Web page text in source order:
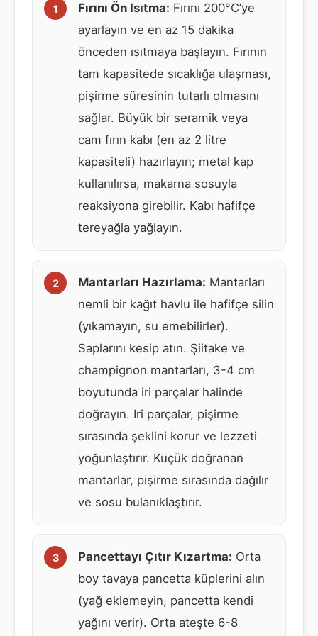
Fırını Ön Isıtma: Fırını 200°C’ye
ayarlayın ve en az 15 dakika
önceden ısıtmaya başlayın. Fırının
tam kapasitede sıcaklığa ulaşması,
pişirme süresinin tutarlı olmasını
sağlar. Büyük bir seramik veya
cam fırın kabı (en az 2 litre
kapasiteli) hazırlayın; metal kap
kullanılırsa, makarna sosuyla
reaksiyona girebilir. Kabı hafifçe
tereyağla yağlayın.
Mantarları Hazırlama: Mantarları
nemli bir kağıt havlu ile hafifçe silin
(yıkamayın, su emebilirler).
Saplarını kesip atın. Şiitake ve
champignon mantarları, 3-4 cm
boyutunda iri parçalar halinde
doğrayın. Iri parçalar, pişirme
sırasında şeklini korur ve lezzeti
yoğunlaştırır. Küçük doğranan
mantarlar, pişirme sırasında dağılır
ve sosu bulanıklaştırır.
Pancettayı Çıtır Kızartma: Orta
boy tavaya pancetta küplerini alın
(yağ eklemeyin, pancetta kendi
yağını verir). Orta ateşte 6-8